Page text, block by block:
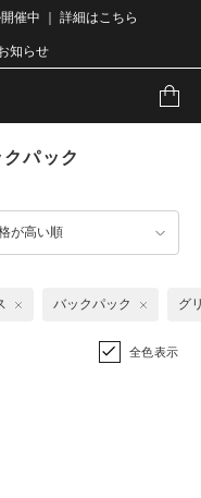
催中 ｜ 詳細はこちら
知らせ
パック
が高い順
バックパック グ
全色表示